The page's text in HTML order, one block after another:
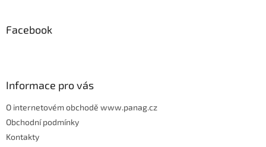
p
aFacebook
Informace pro vás
O internetovém obchodě www.panag.cz
Obchodní podmínky
Kontakty